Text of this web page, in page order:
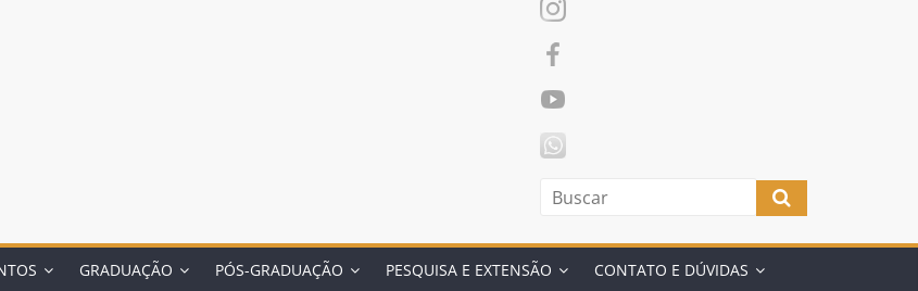
GRADUAÇÃO PÓS-GRADUAÇÃO PESQUISA E EXTENSÃO CONTATO E DÚVIDAS